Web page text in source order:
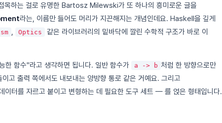
하는 걸로 유명한 Bartosz Milewski가 또 하나의 흥미로운 글을
라는, 이름만 들어도 머리가 지끈해지는 개념인데요. Haskell을 깊게
Optics
같은 라이브러리의 밑바닥에 깔린 수학적 구조가 바로 이
함수"라고 생각하면 됩니다. 일반 함수가 a -> b 처럼 한 방향으로만
고 출력 쪽에서도 내보내는 양방향 통로 같은 거예요. 그리고
터를 자르고 붙이고 변형하는 데 필요한 도구 세트 — 를 얹은 형태입니다.